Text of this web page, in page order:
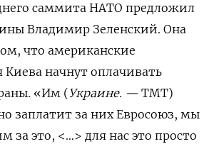
саммита НАТО предложил
Владимир Зеленский. Она
что американские
начнут оплачивать
«Им (Украине. — ТМТ)
заплатит за них Евросоюз, мы
за это, <…> для нас это просто